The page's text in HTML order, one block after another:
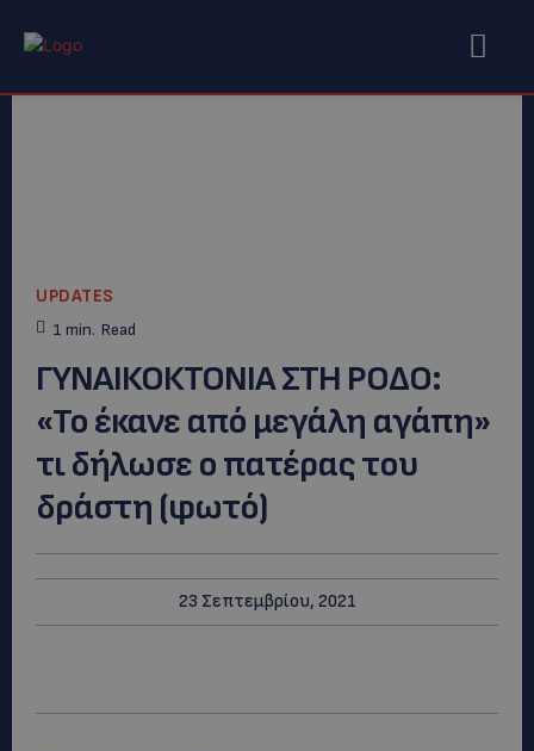
UPDATES
1 min. Read
ΓΥΝΑΙΚΟΚΤΟΝΙΑ ΣΤΗ ΡΟΔΟ:
«Το έκανε από μεγάλη αγάπη»
τι δήλωσε ο πατέρας του
δράστη (φωτό)
23 Σεπτεμβρίου, 2021